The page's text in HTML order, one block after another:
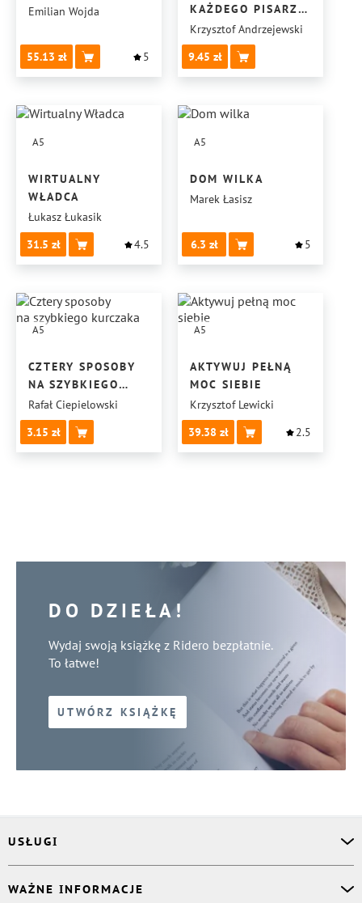
Emilian Wojda
55.13 5
KAŻDEGO PISARZA
OD NOOB DO PRO
Krzysztof Andrzejewski
9.45
A5
WIRTUALNY
WŁADCA
Łukasz Łukasik
31.5
4.5
A5
DOM WILKA
Marek Łasisz
6.3 5
A5
CZTERY SPOSOBY
NA SZYBKIEGO
KURCZAKA
Rafał Ciepielowski
3.15
A5
AKTYWUJ PEŁNĄ
MOC SIEBIE
Krzysztof Lewicki
39.38
2.5
DO DZIEŁA!
Wydaj swoją książkę z Ridero bezpłatnie.
To łatwe!
UTWÓRZ KSIĄŻKĘ
USŁUGI
Korektor
WAŻNE INFORMACJE